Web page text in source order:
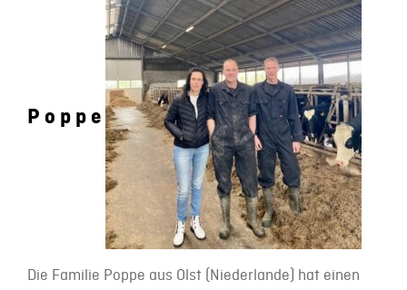
Poppe
Die Familie Poppe aus Olst (Niederlande) hat einen